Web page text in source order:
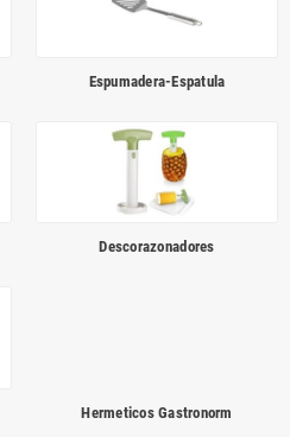
Espumadera-Espatula
Descorazonadores
Hermeticos Gastronorm